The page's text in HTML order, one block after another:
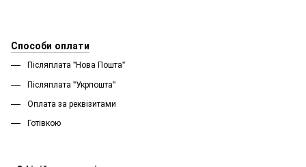
Способи оплати
Післяплата "Нова Пошта"
Післяплата "Укрпошта''
Оплата за реквізитами
Готівкою